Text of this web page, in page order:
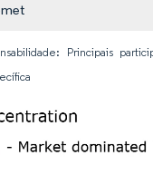
Principais